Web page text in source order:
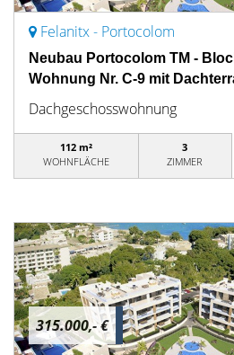
Felanitx - Portocolom
Neubau Portocolom TM -
Wohnung Nr. C-9 mit
Dachgeschosswohnung
112 m²
WOHNFLÄCHE
3
ZIMMER
315.000,- €